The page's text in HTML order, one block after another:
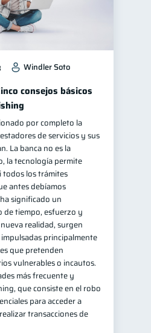
Windler Soto
consejos básicos
por completo la
de servicios y sus
La banca no es la
la tecnología permite
todos los trámites
antes debíamos
significado un
de tiempo, esfuerzo y
realidad, surgen
principalmente
que pretenden
vulnerables o incautos.
más frecuente y
que consiste en el robo
para acceder a
transacciones de